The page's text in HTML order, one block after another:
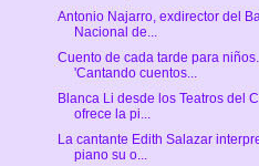
Antonio Najarro, exdirector del
Nacional de...
Cuento de cada tarde para niños.
'Cantando cuentos...
Blanca Li desde los Teatros del
ofrece la pi...
La cantante Edith Salazar
piano su o...